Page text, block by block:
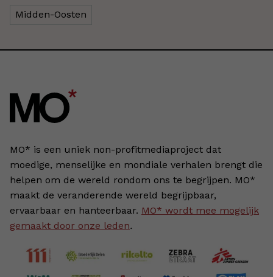
Midden-Oosten
MO* is een uniek non-profitmediaproject dat
moedige, menselijke en mondiale verhalen brengt die
helpen om de wereld rondom ons te begrijpen. MO*
maakt de veranderende wereld begrijpbaar,
ervaarbaar en hanteerbaar. MO* wordt mee mogelijk
gemaakt door onze leden.